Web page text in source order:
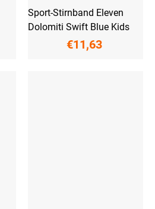
Sport-Stirnband Eleven
Dolomiti Swift Blue Kids
€11,63